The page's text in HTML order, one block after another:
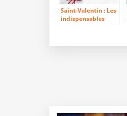
Saint-Valentin : Les
indispensables